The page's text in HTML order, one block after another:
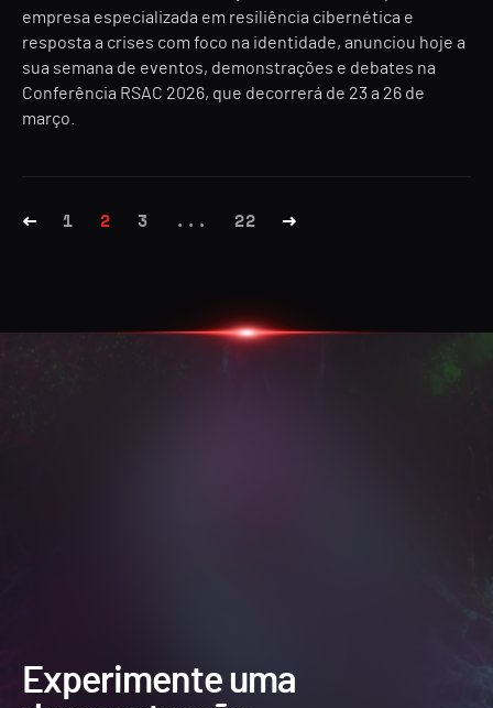
empresa especializada em resiliência cibernética e
resposta a crises com foco na identidade, anunciou hoje a
sua semana de eventos, demonstrações e debates na
Conferência RSAC 2026, que decorrerá de 23 a 26 de
março.
1 2 3 ... 22
Experimente uma